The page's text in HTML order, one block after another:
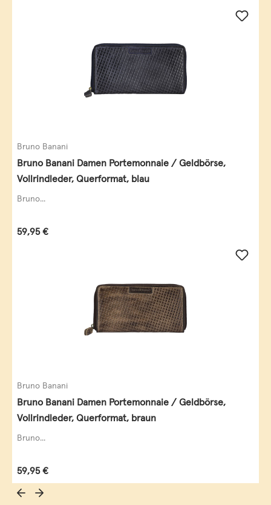
Bruno Banani
Bruno Banani Damen Portemonnaie / Geldbörse,
Vollrindleder, Querformat, blau
Bruno...
Regulärer Preis:
59,95 €
Bruno Banani
Bruno Banani Damen Portemonnaie / Geldbörse,
Vollrindleder, Querformat, braun
Bruno...
Regulärer Preis:
59,95 €